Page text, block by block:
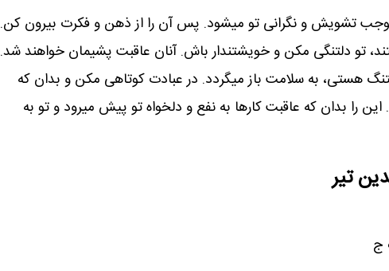
تشویش و نگرانی تو میشود. پس آن را از ذهن و فکرت بیرون کن.
تو دلتنگی مکن و خویشتندار باش. آنان عاقبت پشیمان خواهند شد.
هستی، به سلامت باز میگردد. در عبادت کوتاهی مکن و بدان که
را بدان که عاقبت کارها به نفع و دلخواه تو پیش میرود و تو به
تیر
ج